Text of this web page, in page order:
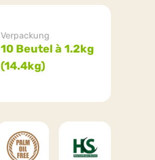
Verpackung
10 Beutel à 1.2kg
(14.4kg)